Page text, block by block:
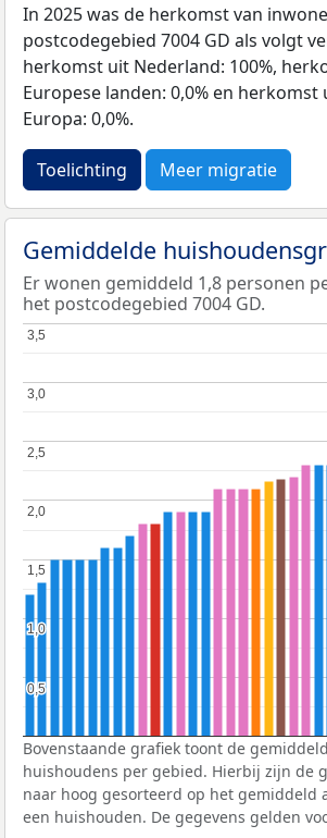
In 2025 was de herkomst van
postcodegebied 7004 GD als volgt
herkomst uit Nederland: 100%,
Europese landen: 0,0% en
Europa: 0,0%.
Toelichting Meer migratie
Gemiddelde
Er wonen gemiddeld 1,8 personen
het postcodegebied 7004 GD.
0,5
0,5
1,0
1,0
1,5
1,5
2,0
2,0
2,5
2,5
3,0
3,0
3,5
3,5
Bovenstaande grafiek toont de
huishoudens per gebied. Hierbij zijn de
naar hoog gesorteerd op het gemiddeld
een huishouden. De gegevens gelden